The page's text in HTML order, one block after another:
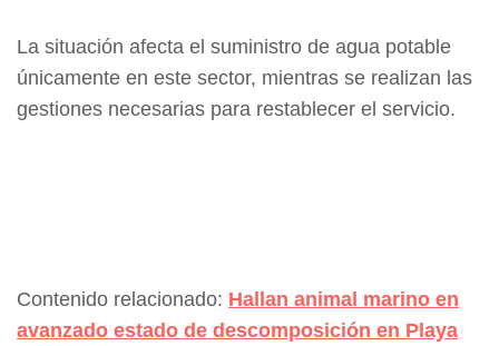
La situación afecta el suministro de agua potable
únicamente en este sector, mientras se realizan las
gestiones necesarias para restablecer el servicio.
Contenido relacionado: Hallan animal marino en
avanzado estado de descomposición en Playa